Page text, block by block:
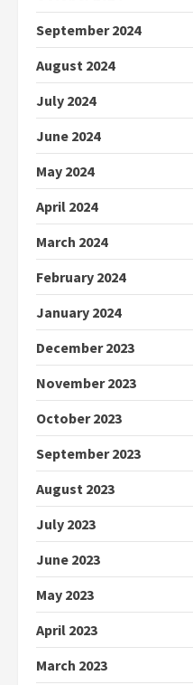
September 2024
August 2024
July 2024
June 2024
May 2024
April 2024
March 2024
February 2024
January 2024
December 2023
November 2023
October 2023
September 2023
August 2023
July 2023
June 2023
May 2023
April 2023
March 2023